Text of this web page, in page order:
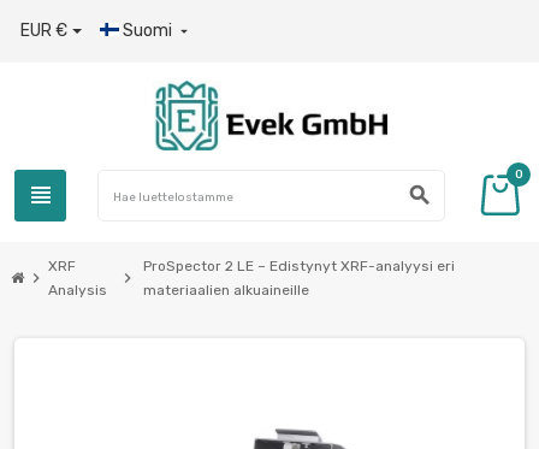
EUR € Suomi 
view_headline search
0
chevron_right
XRF
Analysis
chevron_right
ProSpector 2 LE – Edistynyt XRF-analyysi eri
materiaalien alkuaineille